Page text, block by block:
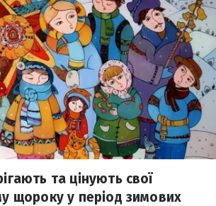
та цінують свої
щороку у період зимових